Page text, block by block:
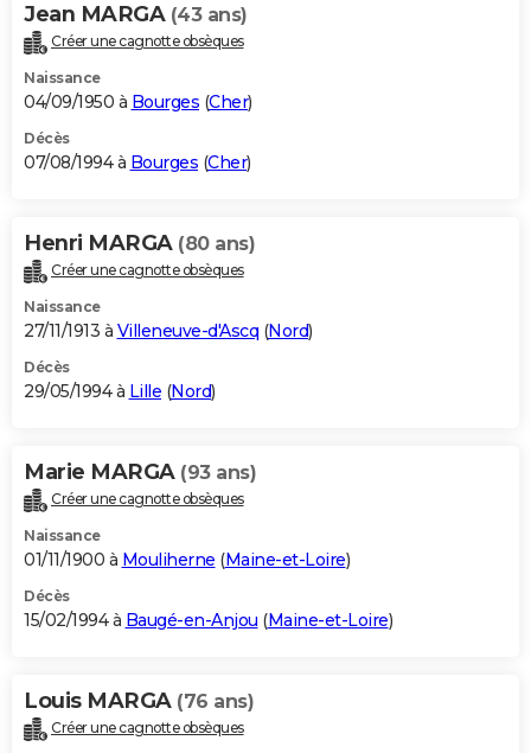
Jean MARGA (43 ans)
Créer une cagnotte obsèques
Naissance
04/09/1950 à Bourges (Cher)
Décès
07/08/1994 à Bourges (Cher)
Henri MARGA (80 ans)
Créer une cagnotte obsèques
Naissance
27/11/1913 à Villeneuve-d'Ascq (Nord)
Décès
29/05/1994 à Lille (Nord)
Marie MARGA (93 ans)
Créer une cagnotte obsèques
Naissance
01/11/1900 à Mouliherne (Maine-et-Loire)
Décès
15/02/1994 à Baugé-en-Anjou (Maine-et-Loire)
Louis MARGA (76 ans)
Créer une cagnotte obsèques